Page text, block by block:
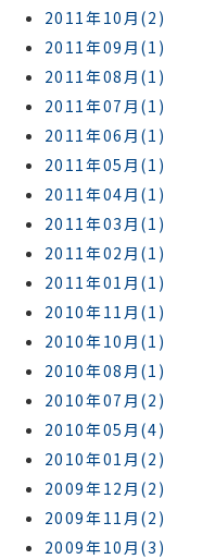
2011年10月(2)
2011年09月(1)
2011年08月(1)
2011年07月(1)
2011年06月(1)
2011年05月(1)
2011年04月(1)
2011年03月(1)
2011年02月(1)
2011年01月(1)
2010年11月(1)
2010年10月(1)
2010年08月(1)
2010年07月(2)
2010年05月(4)
2010年01月(2)
2009年12月(2)
2009年11月(2)
2009年10月(3)